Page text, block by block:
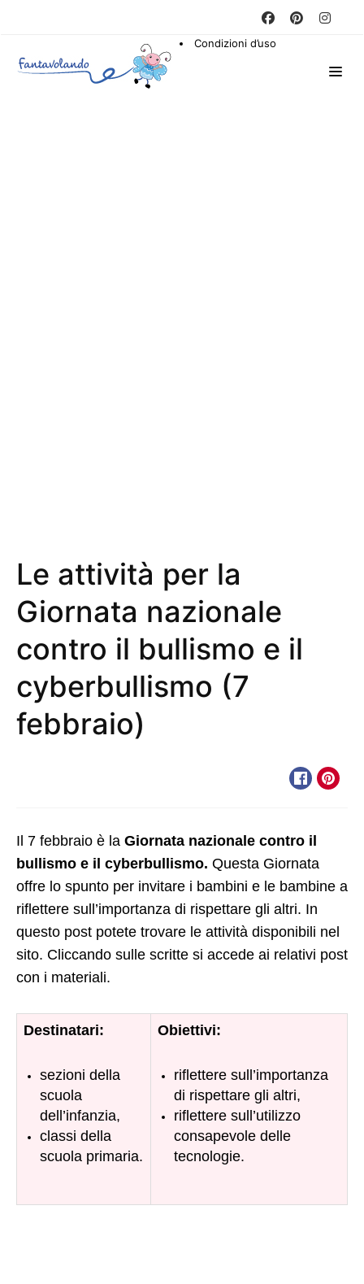
Condizioni d’uso
Le attività per la
Giornata nazionale
contro il bullismo e il
cyberbullismo (7
febbraio)
Il 7 febbraio è la Giornata nazionale contro il
bullismo e il cyberbullismo. Questa Giornata
offre lo spunto per invitare i bambini e le bambine a
riflettere sull’importanza di rispettare gli altri. In
questo post potete trovare le attività disponibili nel
sito. Cliccando sulle scritte si accede ai relativi post
con i materiali.
Destinatari:
sezioni della
scuola
dell’infanzia,
classi della
scuola primaria.
Obiettivi:
riflettere sull’importanza
di rispettare gli altri,
riflettere sull’utilizzo
consapevole delle
tecnologie.